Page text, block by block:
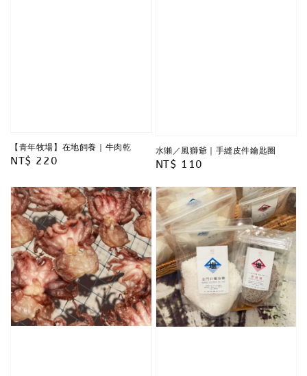
【青年牧場】在地飼養｜牛肉乾
Regular
NT$ 220
水獺／風獅爺｜手縫皮件鑰匙圈
Regular
NT$ 110